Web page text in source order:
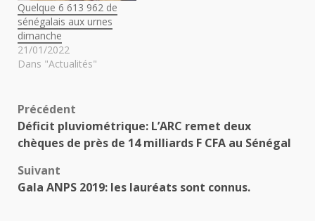
Quelque 6 613 962 de
sénégalais aux urnes
dimanche
21/01/2022
Dans "Actualités"
Navigation
d’article
Précédent
Déficit pluviométrique: L’ARC remet deux
chèques de près de 14 milliards F CFA au Sénégal
Suivant
Gala ANPS 2019: les lauréats sont connus.